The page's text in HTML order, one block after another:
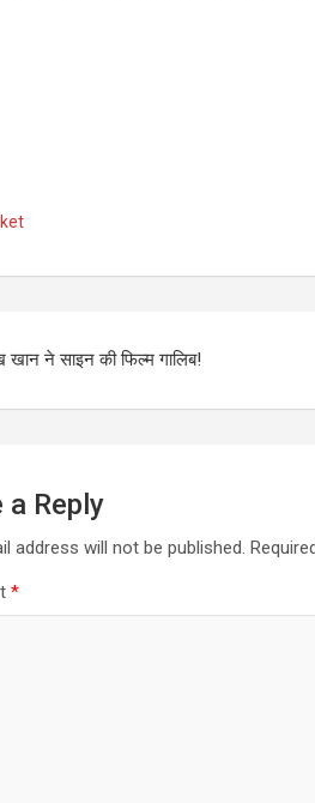
खान ने साइन की फिल्म गालिब!
a Reply
address will not be published.
*